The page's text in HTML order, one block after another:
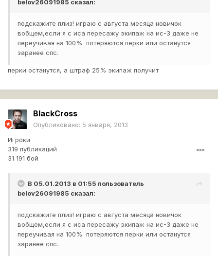
belov26091985 сказал:
подскажите плиз! играю с августа месяца новичок
вобщем,если я с иса пересажу экипаж на ис-3 даже не
переучивая на 100% потеряются перки или останутся
заранее спс.
перки останутся, а штраф 25% экипаж получит
BlackCross
Опубликовано: 5 января, 2013
Игроки
319 публикаций
31 191 бой
В 05.01.2013 в 01:55 пользователь
belov26091985 сказал:
подскажите плиз! играю с августа месяца новичок
вобщем,если я с иса пересажу экипаж на ис-3 даже не
переучивая на 100% потеряются перки или останутся
заранее спс.